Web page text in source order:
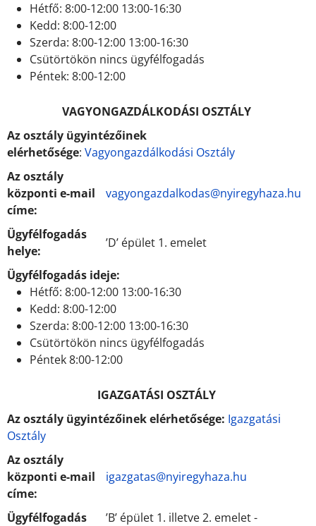
Hétfő: 8:00-12:00 13:00-16:30
Kedd: 8:00-12:00
Szerda: 8:00-12:00 13:00-16:30
Csütörtökön nincs ügyfélfogadás
Péntek: 8:00-12:00
VAGYONGAZDÁLKODÁSI OSZTÁLY
Az osztály ügyintézőinek
elérhetősége: Vagyongazdálkodási Osztály
Az osztály
központi e-mail
címe:
vagyongazdalkodas@nyiregyhaza.hu
Ügyfélfogadás
helye:
’D’ épület 1. emelet
Ügyfélfogadás ideje:
Hétfő: 8:00-12:00 13:00-16:30
Kedd: 8:00-12:00
Szerda: 8:00-12:00 13:00-16:30
Csütörtökön nincs ügyfélfogadás
Péntek 8:00-12:00
IGAZGATÁSI OSZTÁLY
Az osztály ügyintézőinek elérhetősége: Igazgatási
Osztály
Az osztály
központi e-mail
címe:
igazgatas@nyiregyhaza.hu
Ügyfélfogadás
’B’ épület 1. illetve 2. emelet -